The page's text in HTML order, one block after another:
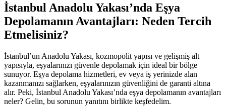
İstanbul Anadolu Yakası’nda Eşya
Depolamanın Avantajları: Neden Tercih
Etmelisiniz?
İstanbul’un Anadolu Yakası, kozmopolit yapısı ve gelişmiş alt
yapısıyla, eşyalarınızı güvenle depolamak için ideal bir bölge
sunuyor. Eşya depolama hizmetleri, ev veya iş yerinizde alan
kazanmanızı sağlarken, eşyalarınızın güvenliğini de garanti altına
alır. Peki, İstanbul Anadolu Yakası’nda eşya depolamanın avantajları
neler? Gelin, bu sorunun yanıtını birlikte keşfedelim.